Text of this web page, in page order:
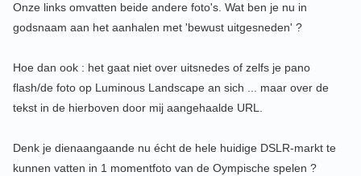
Onze links omvatten beide andere foto's. Wat ben je nu in
godsnaam aan het aanhalen met 'bewust uitgesneden' ?
Hoe dan ook : het gaat niet over uitsnedes of zelfs je pano
flash/de foto op Luminous Landscape an sich ... maar over de
tekst in de hierboven door mij aangehaalde URL.
Denk je dienaangaande nu écht de hele huidige DSLR-markt te
kunnen vatten in 1 momentfoto van de Oympische spelen ?